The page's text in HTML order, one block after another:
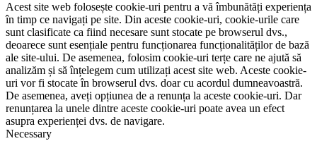
Acest site web folosește cookie-uri pentru a vă îmbunătăți experiența
în timp ce navigați pe site. Din aceste cookie-uri, cookie-urile care
sunt clasificate ca fiind necesare sunt stocate pe browserul dvs.,
deoarece sunt esențiale pentru funcționarea funcționalităților de bază
ale site-ului. De asemenea, folosim cookie-uri terțe care ne ajută să
analizăm și să înțelegem cum utilizați acest site web. Aceste cookie-
uri vor fi stocate în browserul dvs. doar cu acordul dumneavoastră.
De asemenea, aveți opțiunea de a renunța la aceste cookie-uri. Dar
renunțarea la unele dintre aceste cookie-uri poate avea un efect
asupra experienței dvs. de navigare.
Necessary